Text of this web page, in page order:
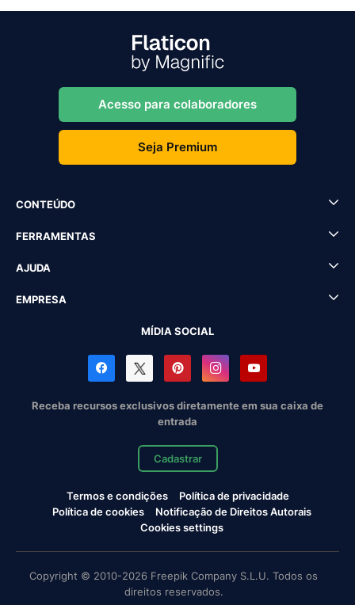
Acesso para colaboradores
Seja Premium
CONTEÚDO
FERRAMENTAS
AJUDA
EMPRESA
MÍDIA SOCIAL
Receba recursos exclusivos diretamente em sua caixa de
entrada
Cadastrar
Termos e condições
Política de privacidade
Política de cookies
Notificação de Direitos Autorais
Cookies settings
Copyright © 2010-2026 Freepik Company S.L.U. Todos os
direitos reservados.